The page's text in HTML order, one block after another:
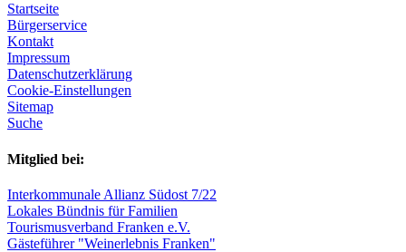
Startseite
Bürgerservice
Kontakt
Impressum
Datenschutzerklärung
Cookie-Einstellungen
Sitemap
Suche
Mitglied bei:
Interkommunale Allianz Südost 7/22
Lokales Bündnis für Familien
Tourismusverband Franken e.V.
Gästeführer "Weinerlebnis Franken"